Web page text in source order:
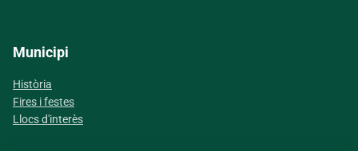
Municipi
Història
Fires i festes
Llocs d'interès